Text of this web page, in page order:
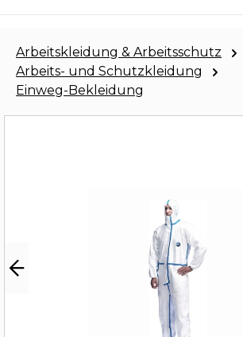
Arbeitskleidung & Arbeitsschutz
Arbeits- und Schutzkleidung
Einweg-Bekleidung